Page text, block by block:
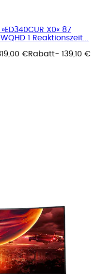
X0« 87
1 Reaktionszeit...
€Rabatt- 139,10 €